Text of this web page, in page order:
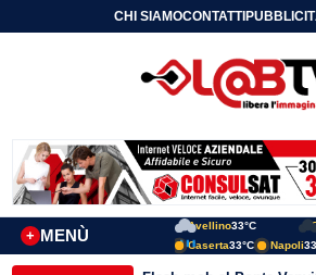
CHI SIAMOCONTATTI
MENÙ
+
Avellino33°C
Caserta33°C Napoli